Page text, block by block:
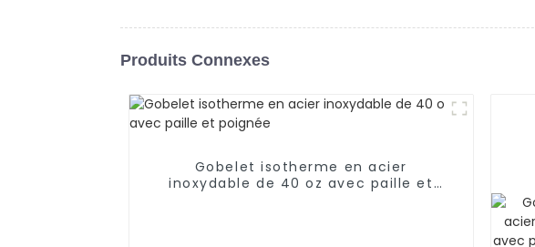
Produits Connexes
Gobelet isotherme en acier
inoxydable de 40 oz avec paille et